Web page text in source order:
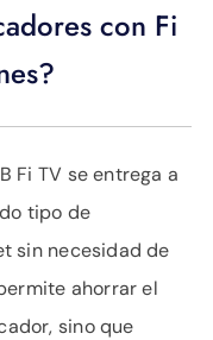
con Fi
Fi TV se entrega a
tipo de
sin necesidad de
ahorrar el
sino que